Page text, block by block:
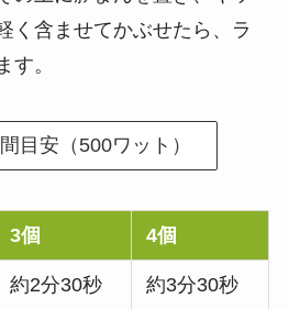
く含ませてかぶせたら、ラ
す。
目安（500ワット）
3個 4個
約2分30秒 約3分30秒